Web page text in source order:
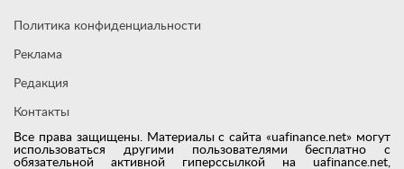
Все права защищены. Материалы с сайта «uafinance.net» могут
использоваться другими пользователями бесплатно с
обязательной активной гиперссылкой на uafinance.net,
Политика конфиденциальности
Реклама
Редакция
Контакты